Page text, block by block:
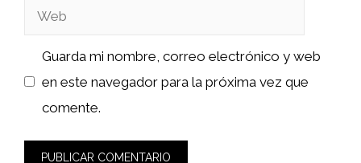
Web
Guarda mi nombre, correo electrónico y web
en este navegador para la próxima vez que
comente.